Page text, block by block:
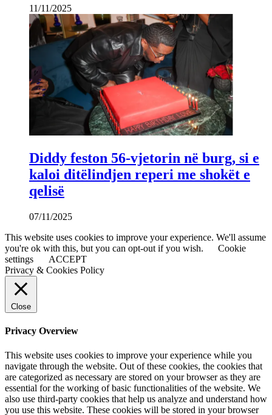
11/11/2025
Diddy feston 56-vjetorin në burg, si e
kaloi ditëlindjen reperi me shokët e
qelisë
07/11/2025
This website uses cookies to improve your experience. We'll assume
you're ok with this, but you can opt-out if you wish.
Cookie
settings
ACCEPT
Privacy & Cookies Policy
Close
Privacy Overview
This website uses cookies to improve your experience while you
navigate through the website. Out of these cookies, the cookies that
are categorized as necessary are stored on your browser as they are
essential for the working of basic functionalities of the website. We
also use third-party cookies that help us analyze and understand how
you use this website. These cookies will be stored in your browser